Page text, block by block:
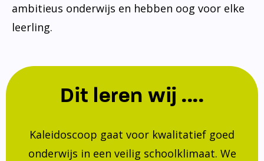
ambitieus onderwijs en hebben oog voor elke
leerling.
Dit leren wij ....
Kaleidoscoop gaat voor kwalitatief goed
onderwijs in een veilig schoolklimaat. We